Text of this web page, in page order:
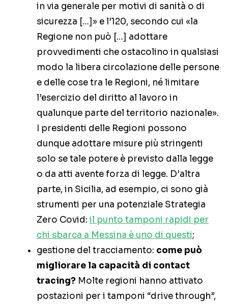
in via generale per motivi di sanità o di
sicurezza […]» e l’120, secondo cui «la
Regione non può […] adottare
provvedimenti che ostacolino in qualsiasi
modo la libera circolazione delle persone
e delle cose tra le Regioni, né limitare
l’esercizio del diritto al lavoro in
qualunque parte del territorio nazionale».
I presidenti delle Regioni possono
dunque adottare misure più stringenti
solo se tale potere è previsto dalla legge
o da atti avente forza di legge. D’altra
parte, in Sicilia, ad esempio, ci sono già
strumenti per una potenziale Strategia
Zero Covid: il punto tamponi rapidi per
chi sbarca a Messina è uno di questi;
gestione del tracciamento: come può
migliorare la capacità di contact
tracing? Molte regioni hanno attivato
postazioni per i tamponi “drive through”,